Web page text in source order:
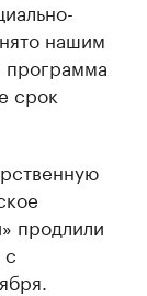
нашим
программа
срок
продлили